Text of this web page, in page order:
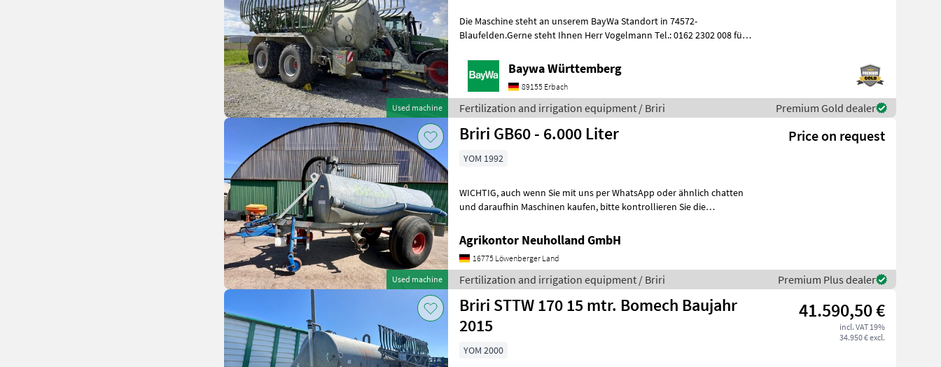
Used machine
Die Maschine steht an unserem BayWa Standort in 74572-
Blaufelden.Gerne steht Ihnen Herr Vogelmann Tel.: 0162 2302 008 für
Baywa Württemberg
89155 Erbach
Fertilization and irrigation equipment / Briri Premium Gold dealer
Used machine
Briri GB60 - 6.000 Liter Price on request
YOM 1992
WICHTIG, auch wenn Sie mit uns per WhatsApp oder ähnlich chatten
und daraufhin Maschinen kaufen, bitte kontrollieren Sie die
Agrikontor Neuholland GmbH
16775 Löwenberger Land
Fertilization and irrigation equipment / Briri Premium Plus dealer
Briri STTW 170 15 mtr. Bomech Baujahr
2015
41.590,50 €
incl. VAT 19%
34.950 € excl.
YOM 2000